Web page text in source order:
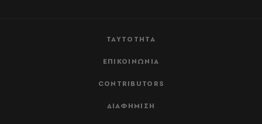
ΤΑΥΤΟΤΗΤΑ
ΕΠΙΚΟΙΝΩΝΙΑ
CONTRIBUTORS
ΔΙΑΦΗΜΙΣΗ